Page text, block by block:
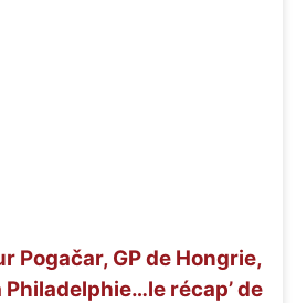
Pogačar, GP de Hongrie,
Philadelphie…le récap’ de